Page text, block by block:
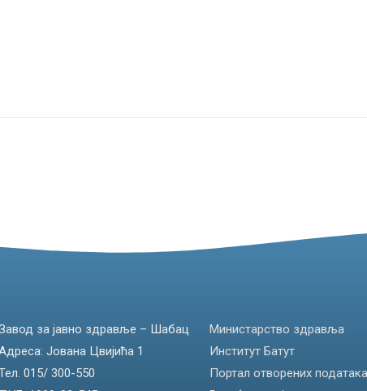
за јавно здравље – Шабац
Јована Цвијића 1
015/ 300-550
Министарство здравља
Институт Батут
Портал отворених података